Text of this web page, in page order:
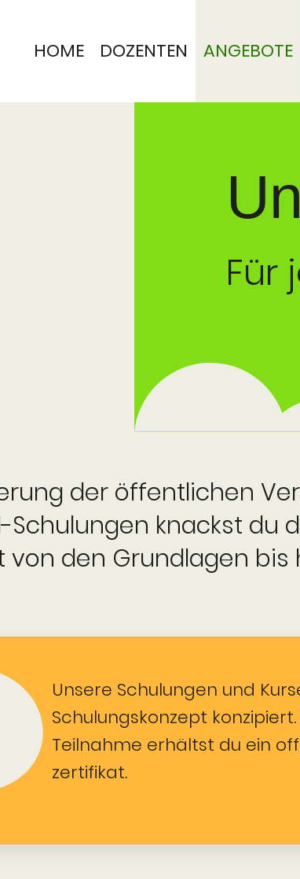
HOME DOZENTEN ANGEBOTE
Für
der öffentlichen
Schulungen knackst du
den Grundlagen bis
Unsere Schulungen und
Schulungskonzept
Teilnahme erhältst du ein
zertifikat.